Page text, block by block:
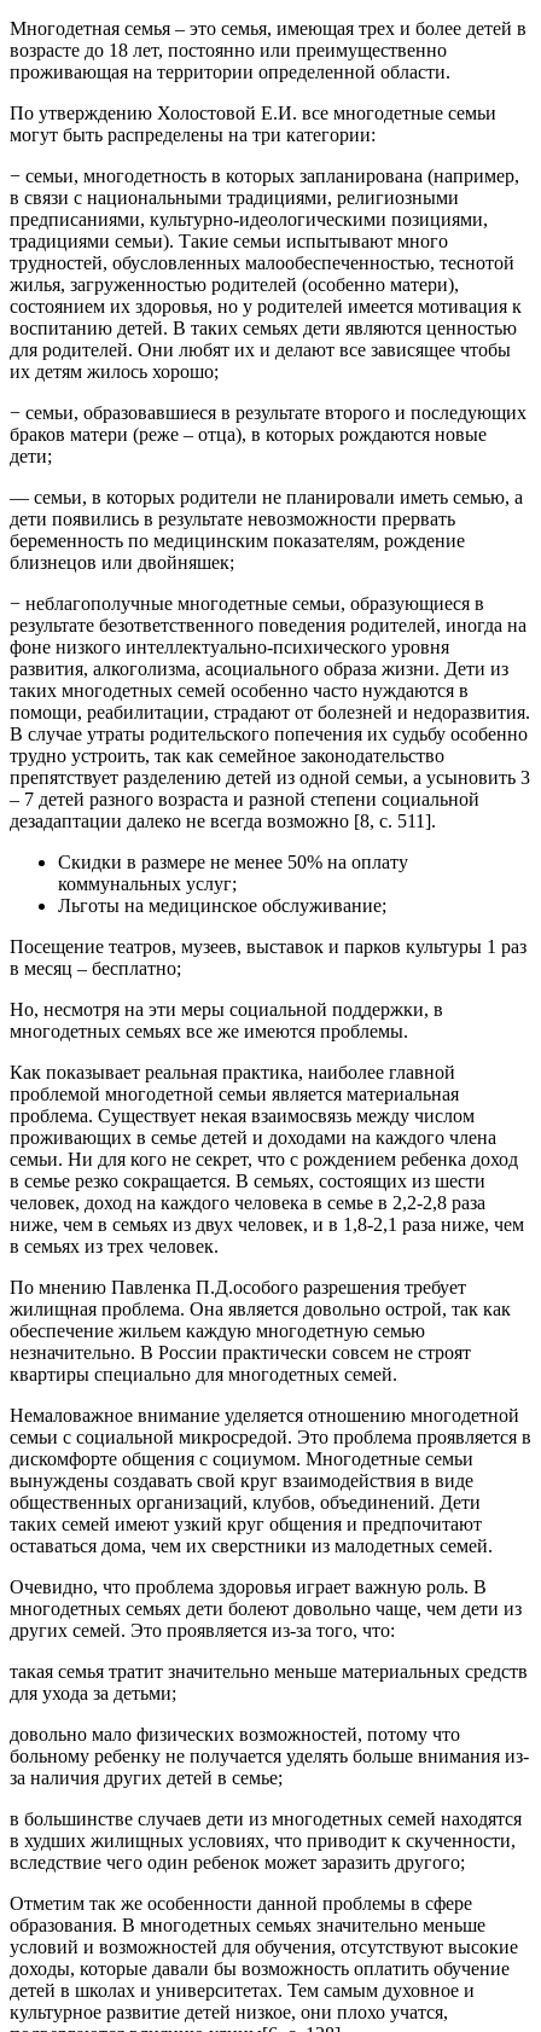
Многодетная семья – это семья, имеющая трех и более детей в
возрасте до 18 лет, постоянно или преимущественно
проживающая на территории определенной области.
По утверждению Холостовой Е.И. все многодетные семьи
могут быть распределены на три категории:
− семьи, многодетность в которых запланирована (например,
в связи с национальными традициями, религиозными
предписаниями, культурно-идеологическими позициями,
традициями семьи). Такие семьи испытывают много
трудностей, обусловленных малообеспеченностью, теснотой
жилья, загруженностью родителей (особенно матери),
состоянием их здоровья, но у родителей имеется мотивация к
воспитанию детей. В таких семьях дети являются ценностью
для родителей. Они любят их и делают все зависящее чтобы
их детям жилось хорошо;
− семьи, образовавшиеся в результате второго и последующих
браков матери (реже – отца), в которых рождаются новые
дети;
— семьи, в которых родители не планировали иметь семью, а
дети появились в результате невозможности прервать
беременность по медицинским показателям, рождение
близнецов или двойняшек;
− неблагополучные многодетные семьи, образующиеся в
результате безответственного поведения родителей, иногда на
фоне низкого интеллектуально-психического уровня
развития, алкоголизма, асоциального образа жизни. Дети из
таких многодетных семей особенно часто нуждаются в
помощи, реабилитации, страдают от болезней и недоразвития.
В случае утраты родительского попечения их судьбу особенно
трудно устроить, так как семейное законодательство
препятствует разделению детей из одной семьи, а усыновить 3
– 7 детей разного возраста и разной степени социальной
дезадаптации далеко не всегда возможно [8, с. 511].
Скидки в размере не менее 50% на оплату
коммунальных услуг;
Льготы на медицинское обслуживание;
Посещение театров, музеев, выставок и парков культуры 1 раз
в месяц – бесплатно;
Но, несмотря на эти меры социальной поддержки, в
многодетных семьях все же имеются проблемы.
Как показывает реальная практика, наиболее главной
проблемой многодетной семьи является материальная
проблема. Существует некая взаимосвязь между числом
проживающих в семье детей и доходами на каждого члена
семьи. Ни для кого не секрет, что с рождением ребенка доход
в семье резко сокращается. В семьях, состоящих из шести
человек, доход на каждого человека в семье в 2,2-2,8 раза
ниже, чем в семьях из двух человек, и в 1,8-2,1 раза ниже, чем
в семьях из трех человек.
По мнению Павленка П.Д.особого разрешения требует
жилищная проблема. Она является довольно острой, так как
обеспечение жильем каждую многодетную семью
незначительно. В России практически совсем не строят
квартиры специально для многодетных семей.
Немаловажное внимание уделяется отношению многодетной
семьи с социальной микросредой. Это проблема проявляется в
дискомфорте общения с социумом. Многодетные семьи
вынуждены создавать свой круг взаимодействия в виде
общественных организаций, клубов, объединений. Дети
таких семей имеют узкий круг общения и предпочитают
оставаться дома, чем их сверстники из малодетных семей.
Очевидно, что проблема здоровья играет важную роль. В
многодетных семьях дети болеют довольно чаще, чем дети из
других семей. Это проявляется из-за того, что:
такая семья тратит значительно меньше материальных средств
для ухода за детьми;
довольно мало физических возможностей, потому что
больному ребенку не получается уделять больше внимания из-
за наличия других детей в семье;
в большинстве случаев дети из многодетных семей находятся
в худших жилищных условиях, что приводит к скученности,
вследствие чего один ребенок может заразить другого;
Отметим так же особенности данной проблемы в сфере
образования. В многодетных семьях значительно меньше
условий и возможностей для обучения, отсутствуют высокие
доходы, которые давали бы возможность оплатить обучение
детей в школах и университетах. Тем самым духовное и
культурное развитие детей низкое, они плохо учатся,